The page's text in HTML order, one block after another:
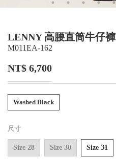
LENNY 高腰直筒牛仔褲
M011EA-162
NT$ 6,700
Washed Black
尺寸
Size 28 Size 30 Size 31